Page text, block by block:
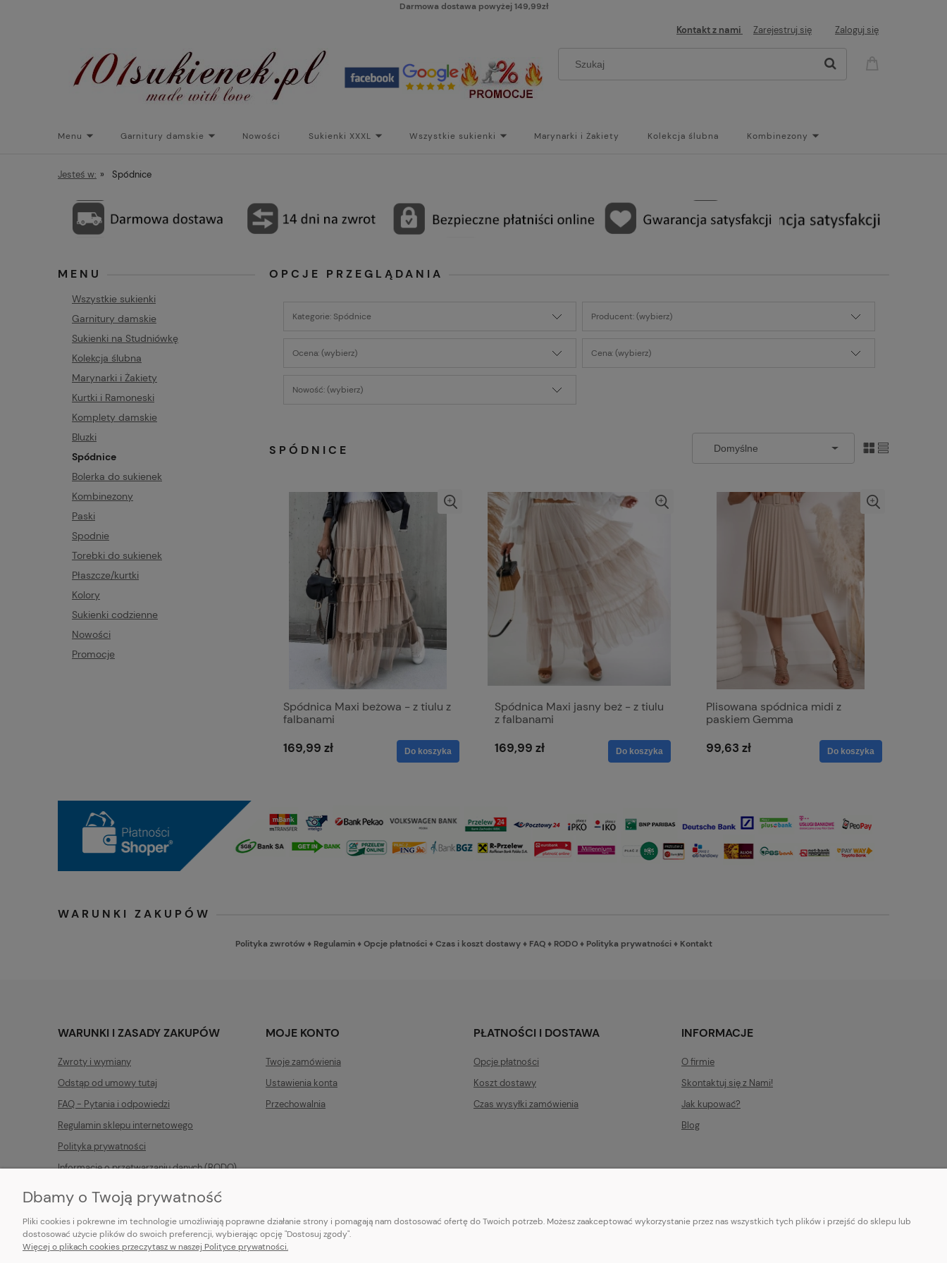
Darmowa dostawa powyżej 149,99zł
Kontakt z nami Zarejestruj się Zaloguj się
Menu Garnitury damskie Nowości Sukienki XXXL Wszystkie sukienki Marynarki i Żakiety Kolekcja ślubna Kombinezony
Torebki do sukienek
Jesteś w: » Spódnice
MENU
Wszystkie sukienki
Garnitury damskie
Sukienki na Studniówkę
Kolekcja ślubna
Marynarki i Żakiety
Kurtki i Ramoneski
Komplety damskie
Bluzki
Spódnice
Bolerka do sukienek
Kombinezony
Paski
Spodnie
Torebki do sukienek
Płaszcze/kurtki
Kolory
Sukienki codzienne
Nowości
Promocje
OPCJE PRZEGLĄDANIA
Kategorie: Spódnice Producent: (wybierz)
Ocena: (wybierz) Cena: (wybierz)
Nowość: (wybierz)
SPÓDNICE
Spódnica Maxi beżowa - z tiulu z
falbanami
169,99 zł Do koszyka
Spódnica Maxi jasny beż - z tiulu
z falbanami
169,99 zł Do koszyka
Plisowana spódnica midi z
paskiem Gemma
99,63 zł Do koszyka
WARUNKI ZAKUPÓW
Polityka zwrotów ♦ Regulamin♦Opcje płatności♦Czas i koszt dostawy♦ FAQ♦ RODO♦ Polityka prywatności♦ Kontakt
WARUNKI I ZASADY ZAKUPÓW
Zwroty i wymiany
Odstąp od umowy tutaj
FAQ - Pytania i odpowiedzi
Regulamin sklepu internetowego
Polityka prywatności
Informacje o przetwarzaniu danych (RODO)
MOJE KONTO
Twoje zamówienia
Ustawienia konta
Przechowalnia
PŁATNOŚCI I DOSTAWA
Opcje płatności
Koszt dostawy
Czas wysyłki zamówienia
INFORMACJE
O firmie
Skontaktuj się z Nami!
Jak kupować?
Blog
E-mail:pl101sukienek@gmail.com
Dbamy o Twoją prywatność
Pliki cookies i pokrewne im technologie umożliwiają poprawne działanie strony i pomagają nam dostosować ofertę do Twoich potrzeb. Możesz zaakceptować wykorzystanie przez nas wszystkich tych plików i przejść do sklepu lub
dostosować użycie plików do swoich preferencji, wybierając opcję "Dostosuj zgody".
Więcej o plikach cookies przeczytasz w naszej Polityce prywatności.